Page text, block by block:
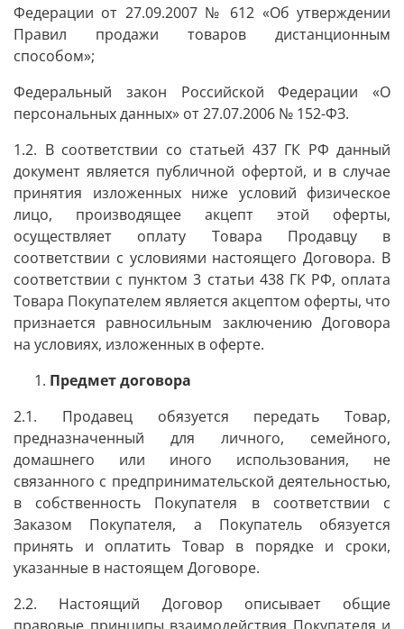
Федерации от 27.09.2007 № 612 «Об утверждении
Правил продажи товаров дистанционным
способом»;
Федеральный закон Российской Федерации «О
персональных данных» от 27.07.2006 № 152-ФЗ.
1.2. В соответствии со статьей 437 ГК РФ данный
документ является публичной офертой, и в случае
принятия изложенных ниже условий физическое
лицо, производящее акцепт этой оферты,
осуществляет оплату Товара Продавцу в
соответствии с условиями настоящего Договора. В
соответствии с пунктом 3 статьи 438 ГК РФ, оплата
Товара Покупателем является акцептом оферты, что
признается равносильным заключению Договора
на условиях, изложенных в оферте.
Предмет договора
2.1. Продавец обязуется передать Товар,
предназначенный для личного, семейного,
домашнего или иного использования, не
связанного с предпринимательской деятельностью,
в собственность Покупателя в соответствии с
Заказом Покупателя, а Покупатель обязуется
принять и оплатить Товар в порядке и сроки,
указанные в настоящем Договоре.
2.2. Настоящий Договор описывает общие